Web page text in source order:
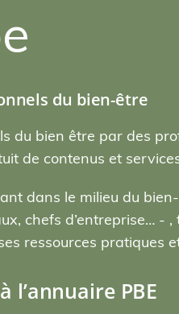
du bien-être
du bien être par des
de contenus et
dans le milieu du
chefs d’entreprise… -
ressources pratiques
l’annuaire PBE